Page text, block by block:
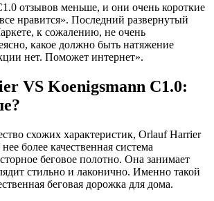
отзывов меньше, и они очень короткие
нравится». Последний развернутый
к сожалению, не очень
какое должно быть натяжение
нет. Поможет интернет».
VS Koenigsmann C1.0:
схожих характеристик, Orlauf Harrier
более качественная система
беговое полотно. Она занимает
стильно и лаконично. Именно такой
беговая дорожка для дома.